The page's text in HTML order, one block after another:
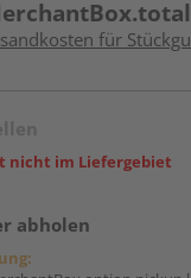
für
nicht im Liefergebiet
abholen